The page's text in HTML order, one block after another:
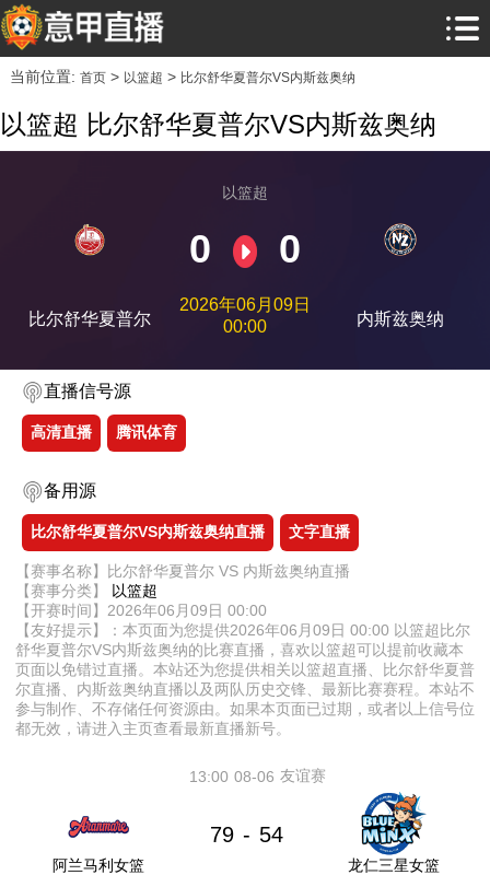
当前位置: 首页> 以篮超 > 比尔舒华夏普尔VS内斯兹奥纳
以篮超 比尔舒华夏普尔VS内斯兹奥纳
比尔舒华夏普尔
以篮超
0 0
2026年06月09日
00:00
内斯兹奥纳
直播信号源
高清直播 腾讯体育
备用源
比尔舒华夏普尔VS内斯兹奥纳直播 文字直播
【赛事名称】比尔舒华夏普尔 VS 内斯兹奥纳直播
【赛事分类】
以篮超
【开赛时间】2026年06月09日 00:00
【友好提示】：本页面为您提供2026年06月09日 00:00 以篮超比尔
舒华夏普尔VS内斯兹奥纳的比赛直播，喜欢以篮超可以提前收藏本
页面以免错过直播。本站还为您提供相关以篮超直播、比尔舒华夏普
尔直播、内斯兹奥纳直播以及两队历史交锋、最新比赛赛程。本站不
参与制作、不存储任何资源由。如果本页面已过期，或者以上信号位
都无效，请进入主页查看最新直播新号。
08-06
13:00 友谊赛
阿兰马利女篮
79 - 54
龙仁三星女篮